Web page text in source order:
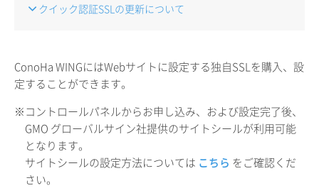
クイック認証SSLの更新について
ConoHa WINGにはWebサイトに設定する独自SSLを購入、設
定することができます。
※コントロールパネルからお申し込み、および設定完了後、
GMO グローバルサイン社提供のサイトシールが利用可能
となります。
サイトシールの設定方法については こちら をご確認くだ
さい。